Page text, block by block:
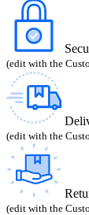
(edit with the
(edit with the
(edit with the